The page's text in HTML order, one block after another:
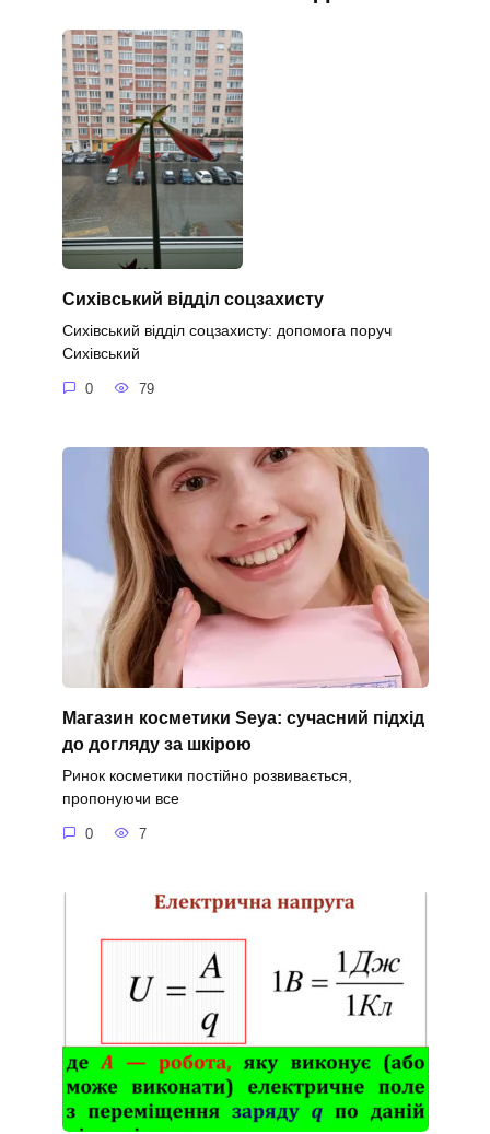
Сихівський відділ соцзахисту
Сихівський відділ соцзахисту: допомога поруч
Сихівський
0 79
Магазин косметики Seya: сучасний підхід
до догляду за шкірою
Ринок косметики постійно розвивається,
пропонуючи все
0 7